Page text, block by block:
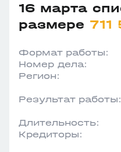
16 марта
размере
Формат работы:
Номер дела:
Регион:
Результат работы:
Длительность:
Кредиторы: